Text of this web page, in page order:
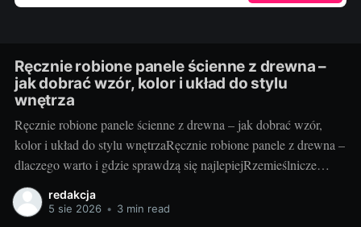
Ręcznie robione panele ścienne z drewna –
jak dobrać wzór, kolor i układ do stylu
wnętrza
Ręcznie robione panele ścienne z drewna – jak dobrać wzór,
kolor i układ do stylu wnętrzaRęcznie robione panele z drewna –
dlaczego warto i gdzie sprawdzą się najlepiejRzemieślnicze
panele ścienne to coś więcej niż okładzina – to faktura, ciepło i
unikatowy rysunek słojów, którego nie da się skopiować.
redakcja
5 sie 2026 • 3 min read